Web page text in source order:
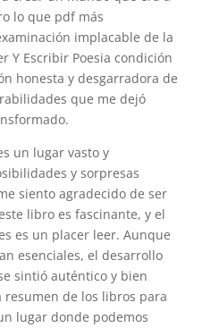
lo que pdf más
implacable de la
Y Escribir Poesia condición
honesta y desgarradora de
que me dejó
un lugar vasto y
y sorpresas
siento agradecido de ser
libro es fascinante, y el
es un placer leer. Aunque
esenciales, el desarrollo
sintió auténtico y bien
resumen de los libros para
lugar donde podemos